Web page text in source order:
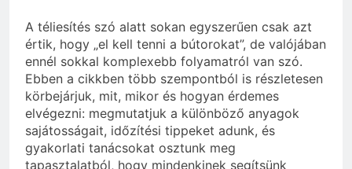
A téliesítés szó alatt sokan egyszerűen csak azt
értik, hogy „el kell tenni a bútorokat”, de valójában
ennél sokkal komplexebb folyamatról van szó.
Ebben a cikkben több szempontból is részletesen
körbejárjuk, mit, mikor és hogyan érdemes
elvégezni: megmutatjuk a különböző anyagok
sajátosságait, időzítési tippeket adunk, és
gyakorlati tanácsokat osztunk meg
tapasztalatból, hogy mindenkinek segítsünk